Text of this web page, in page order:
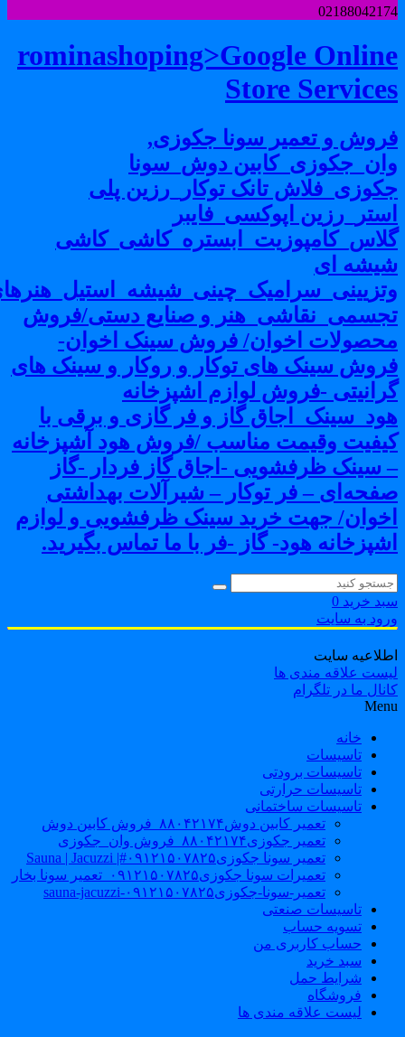
rominashoping>Google
Store
و تعمیر سونا جکوزی,
دوش_سونا
تانک توکار_رزین پلی
اپوکسی_فایبر
ای
و صنایع دستی/فروش
اخوان/ فروش سینک اخوان-
سینک های توکار و روکار و سینک های
-فروش لوازم اشپزخانه
گاز و فر گازی و برقی با
وقیمت مناسب /فروش هود آشپزخانه
سینک ظرفشویی -اجاق گاز فردار -گاز
– فر توکار – شیرآلات بهداشتی
جهت خرید سینک ظرفشویی و لوازم
هود- گاز -فر با ما تماس بگیرید.
خرید 0
به سایت
سایت
علاقه مندی ها
ما در تلگرام
خانه
تاسیسات
تاسیسات برودتی
تاسیسات حرارتی
تاسیسات ساختمانی
تعمیر کابین دوش۸۸۰۴۲۱۷۴_فروش کابین دوش
تعمیر جکوزی۸۸۰۴۲۱۷۴_فروش وان_جکوزی
تعمیر سونا جکوزی۰۹۱۲۱۵۰۷۸۲۵#| Sauna | Jacuzzi
تعمیرات سونا جکوزی۰۹۱۲۱۵۰۷۸۲۵_تعمیر سونا بخار
تعمیر-سونا-جکوزی۰۹۱۲۱۵۰۷۸۲۵-sauna-jacuzzi
تاسیسات صنعتی
تسویه حساب
حساب کاربری من
سبد خرید
شرایط حمل
فروشگاه
لیست علاقه مندی ها